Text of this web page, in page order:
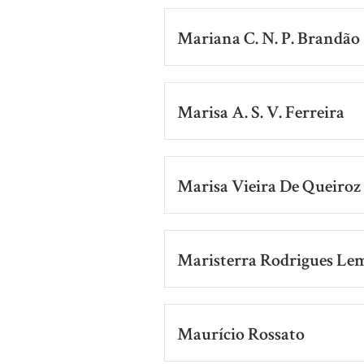
Mariana C. N. P. Brandão
Marisa A. S. V. Ferreira
Marisa Vieira De Queiroz
Maristerra Rodrigues
Maurício Rossato